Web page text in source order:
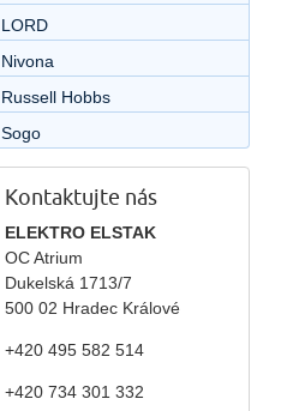
LORD
Nivona
Russell Hobbs
Sogo
Kontaktujte nás
ELEKTRO ELSTAK
OC Atrium
Dukelská 1713/7
500 02 Hradec Králové
+420 495 582 514
+420 734 301 332